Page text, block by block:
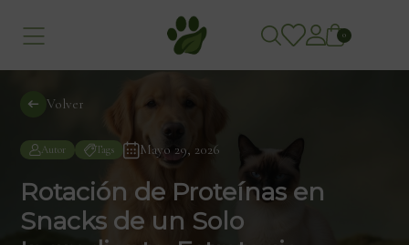
0
Volver
Autor Tags Mayo 29, 2026
Rotación de Proteínas en
Snacks de un Solo